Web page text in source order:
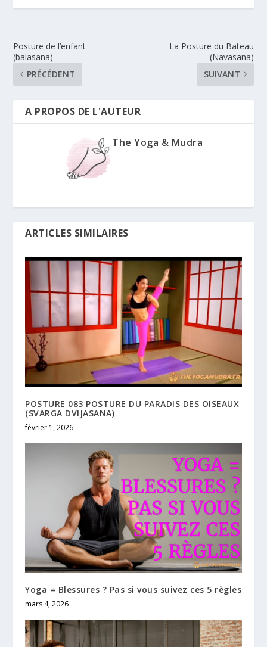
Posture de l’enfant
(balasana)
PRÉCÉDENT
La Posture du Bateau
(Navasana)
SUIVANT
A PROPOS DE L'AUTEUR
The Yoga & Mudra
ARTICLES SIMILAIRES
POSTURE 083 POSTURE DU PARADIS DES OISEAUX
(SVARGA DVIJASANA)
février 1, 2026
Yoga = Blessures ? Pas si vous suivez ces 5 règles
mars 4, 2026